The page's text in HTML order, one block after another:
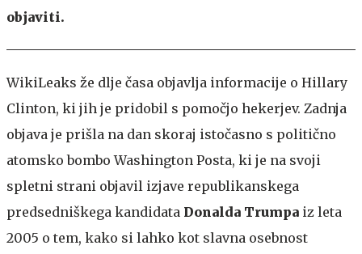
objaviti.
WikiLeaks že dlje časa objavlja informacije o Hillary
Clinton, ki jih je pridobil s pomočjo hekerjev. Zadnja
objava je prišla na dan skoraj istočasno s politično
atomsko bombo Washington Posta, ki je na svoji
spletni strani objavil izjave republikanskega
predsedniškega kandidata Donalda Trumpa iz leta
2005 o tem, kako si lahko kot slavna osebnost